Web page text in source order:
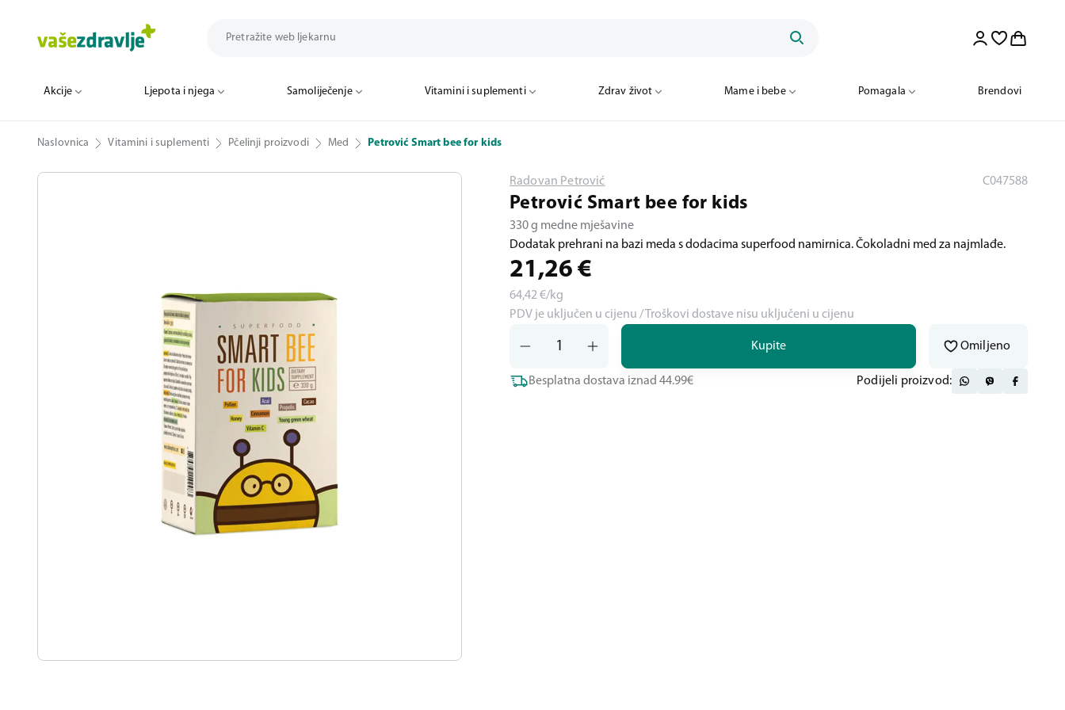
Akcije Ljepota i njega Samoliječenje Vitamini i suplementi Zdrav život Mame i bebe Pomagala Brendovi
Naslovnica Vitamini i suplementi Pčelinji proizvodi Med Petrović Smart bee for kids
Radovan Petrović C047588
Petrović Smart bee for kids
330 g medne mješavine
Dodatak prehrani na bazi meda s dodacima superfood namirnica. Čokoladni med za najmlađe.
21,26 €
64,42€/kg
PDV je uključen u cijenu / Troškovi dostave nisu uključeni u cijenu
Kupite Omiljeno
Besplatna dostava iznad 44.99€ Podijeli proizvod: